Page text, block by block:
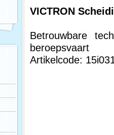
VICTRON
Betrouwbare
beroepsvaart
Artikelcode: